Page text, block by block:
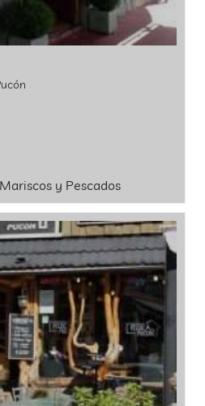
y Pescados